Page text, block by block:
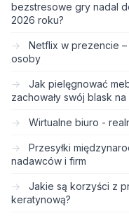
bezstresowe gry nadal
2026 roku?
Netflix w prezencie
osoby
Jak pielęgnować
zachowały swój blask na
Wirtualne biuro -
Przesyłki
nadawców i firm
Jakie są korzyści z
keratynową?